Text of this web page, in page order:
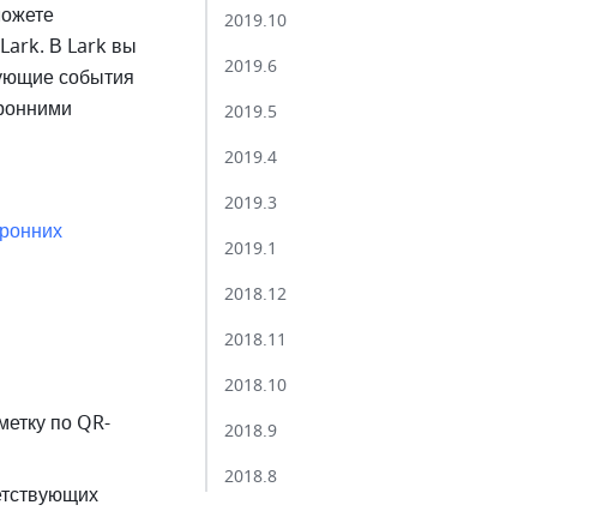
Lark. В Lark вы
события
по QR-
2019.10​
2019.6​
2019.5​
2019.4​
2019.3​
2019.1​
2018.12​
2018.11​
2018.10​
2018.9​
2018.8​